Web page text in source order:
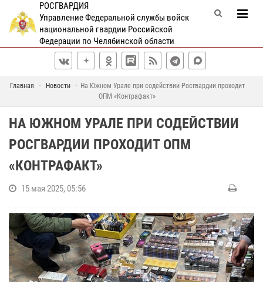
РОСГВАРДИЯ
Управление Федеральной службы войск
национальной гвардии Российской
Федерации по Челябинской области
Главная Новости
На Южном Урале при содействии Росгвардии проходит
ОПМ «Контрафакт»
НА ЮЖНОМ УРАЛЕ ПРИ СОДЕЙСТВИИ
РОСГВАРДИИ ПРОХОДИТ ОПМ
«КОНТРАФАКТ»
15 мая 2025, 05:56